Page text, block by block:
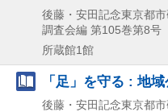
後藤・安田記念東京都
調査会編 第105巻第8号
所蔵館1館
「足」を守る : 地
後藤・安田記念東京都